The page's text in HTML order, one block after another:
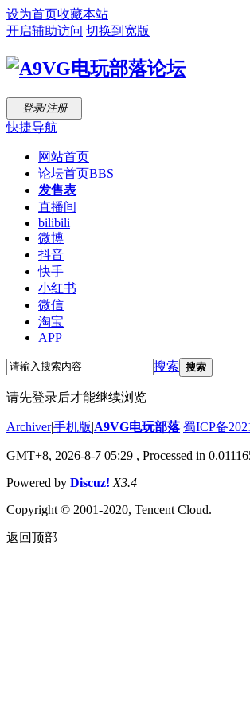
设为首页收藏本站
开启辅助访问 切换到宽版
登录/注册
快捷导航
网站首页
论坛首页BBS
发售表
直播间
bilibili
微博
抖音
快手
小红书
微信
淘宝
APP
搜索 搜索
请先登录后才能继续浏览
Archiver|手机版|A9VG电玩部落 蜀ICP备
GMT+8, 2026-8-7 05:29 , Processed in
Powered by Discuz! X3.4
Copyright © 2001-2020, Tencent Cloud.
返回顶部